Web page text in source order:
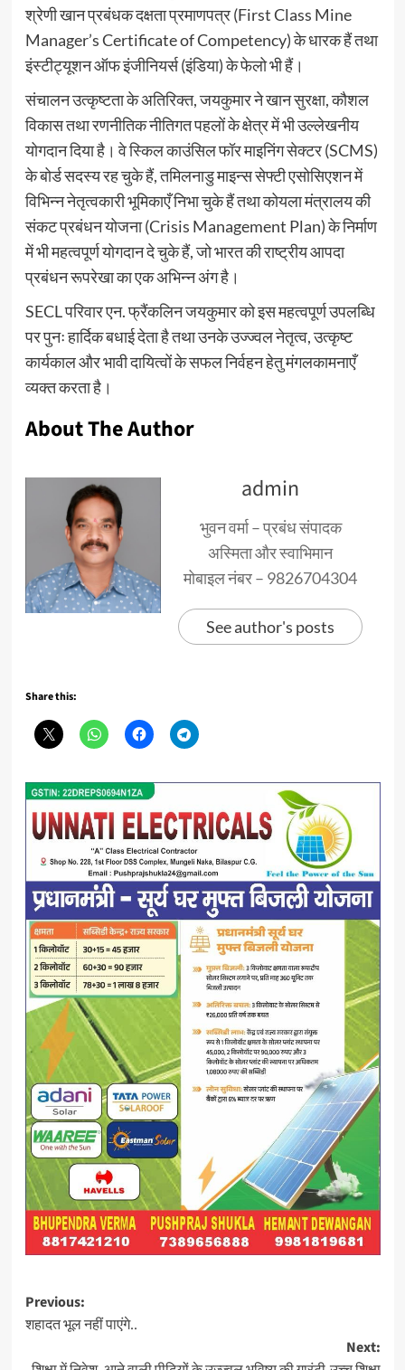
श्रेणी खान प्रबंधक दक्षता प्रमाणपत्र (First Class Mine
Manager’s Certificate of Competency) के धारक हैं तथा
इंस्टीट्यूशन ऑफ इंजीनियर्स (इंडिया) के फेलो भी हैं।
संचालन उत्कृष्टता के अतिरिक्त, जयकुमार ने खान सुरक्षा, कौशल
विकास तथा रणनीतिक नीतिगत पहलों के क्षेत्र में भी उल्लेखनीय
योगदान दिया है। वे स्किल काउंसिल फॉर माइनिंग सेक्टर (SCMS)
के बोर्ड सदस्य रह चुके हैं, तमिलनाडु माइन्स सेफ्टी एसोसिएशन में
विभिन्न नेतृत्वकारी भूमिकाएँ निभा चुके हैं तथा कोयला मंत्रालय की
संकट प्रबंधन योजना (Crisis Management Plan) के निर्माण
में भी महत्वपूर्ण योगदान दे चुके हैं, जो भारत की राष्ट्रीय आपदा
प्रबंधन रूपरेखा का एक अभिन्न अंग है।
SECL परिवार एन. फ्रैंकलिन जयकुमार को इस महत्वपूर्ण उपलब्धि
पर पुनः हार्दिक बधाई देता है तथा उनके उज्ज्वल नेतृत्व, उत्कृष्ट
कार्यकाल और भावी दायित्वों के सफल निर्वहन हेतु मंगलकामनाएँ
व्यक्त करता है।
About The Author
admin
भुवन वर्मा – प्रबंध संपादक
अस्मिता और स्वाभिमान
मोबाइल नंबर – 9826704304
See author's posts
Share this:
Post
navigation
Previous:
शहादत भूल नहीं पाएंगे..
Next: